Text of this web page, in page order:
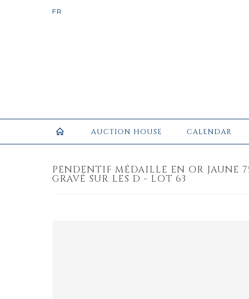
AUCTION HOUSE CALENDAR
PENDENTIF MÉDAILLE EN OR JAUNE
GRAVÉ SUR LES D - LOT 63